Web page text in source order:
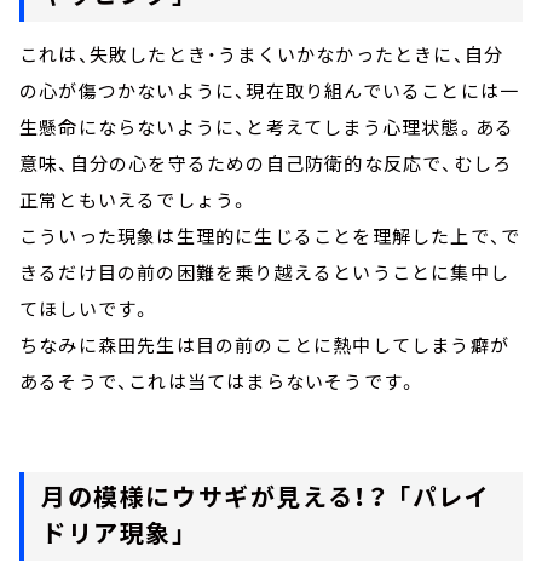
これは、失敗したとき・うまくいかなかったときに、自分
の心が傷つかないように、現在取り組んでいることには一
生懸命にならないように、と考えてしまう心理状態。ある
意味、自分の心を守るための自己防衛的な反応で、むしろ
正常ともいえるでしょう。
こういった現象は生理的に生じることを理解した上で、で
きるだけ目の前の困難を乗り越えるということに集中し
てほしいです。
ちなみに森田先生は目の前のことに熱中してしまう癖が
あるそうで、これは当てはまらないそうです。
月の模様にウサギが見える！？ 「パレイ
ドリア現象」